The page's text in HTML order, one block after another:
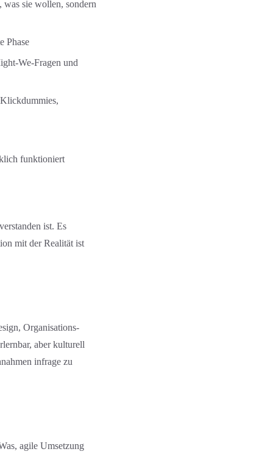
sie wollen, sondern
Phase
We-Fragen und
funktioniert
ist. Es
mit der Realität ist
Organis­ations­
aber kulturell
infrage zu
agile Umsetzung